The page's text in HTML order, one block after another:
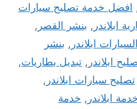
افضل خدمة تصليح سيارات
ابلاندر , بنشر القصر ,
ابلاندر , بنشر
ابلاندر , تبديل بطاريات,
تصليح سيارات ابلاندر ,
ابلاندر , خدمة